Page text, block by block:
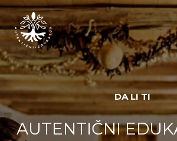
Pređi
sadržaj
DA LI TI
AUTENTIČNI